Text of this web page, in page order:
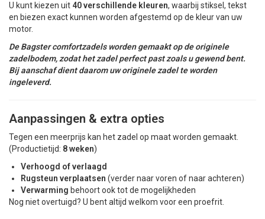
U kunt kiezen uit 40 verschillende kleuren, waarbij stiksel, tekst
en biezen exact kunnen worden afgestemd op de kleur van uw
motor.
De Bagster comfortzadels worden gemaakt op de originele
zadelbodem, zodat het zadel perfect past zoals u gewend bent.
Bij aanschaf dient daarom uw originele zadel te worden
ingeleverd.
Aanpassingen & extra opties
Tegen een meerprijs kan het zadel op maat worden gemaakt.
(Productietijd: 8 weken)
Verhoogd of verlaagd
Rugsteun verplaatsen (verder naar voren of naar achteren)
Verwarming behoort ook tot de mogelijkheden
Nog niet overtuigd? U bent altijd welkom voor een proefrit.